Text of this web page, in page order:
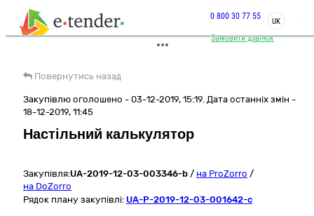
Замовити дзвінок
0 800 30 77 55
UK
Повернутись назад
Закупівлю оголошено - 03-12-2019, 15:19. Дата останніх змін -
18-12-2019, 11:45
Настільний калькулятор
Закупівля:UA-2019-12-03-003346-b / на ProZorro /
на DoZorro
Рядок плану закупівлі: UA-P-2019-12-03-001642-c